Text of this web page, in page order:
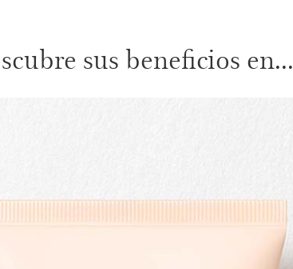
sus beneficios en...